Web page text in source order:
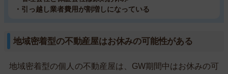
・引っ越し業者費用が割増しになっている
地域密着型の不動産屋はお休みの可能性がある
地域密着型の個人の不動産屋は、GW期間中はお休みの可